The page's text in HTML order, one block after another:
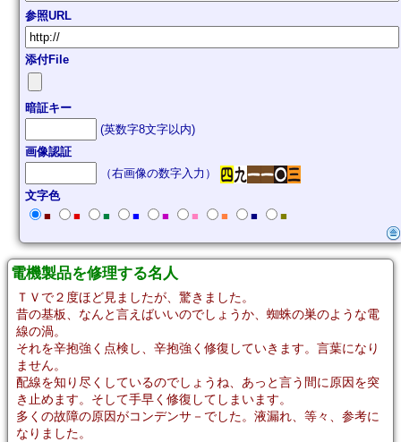
参照URL
添付File
暗証キー
(英数字8文字以内)
画像認証
（右画像の数字入力）
文字色
■
■ ■ ■ ■ ■ ■ ■ ■
電機製品を修理する名人
ＴＶで２度ほど見ましたが、驚きました。
昔の基板、なんと言えばいいのでしょうか、蜘蛛の巣のような電
線の渦。
それを辛抱強く点検し、辛抱強く修復していきます。言葉になり
ません。
配線を知り尽くしているのでしょうね、あっと言う間に原因を突
き止めます。そして手早く修復してしまいます。
多くの故障の原因がコンデンサ－でした。液漏れ、等々、参考に
なりました。